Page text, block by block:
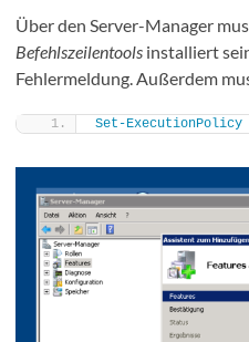
Über den Server-Manager
Befehlszeilentools installiert
Fehlermeldung. Außerdem
Set-ExecutionPolicy